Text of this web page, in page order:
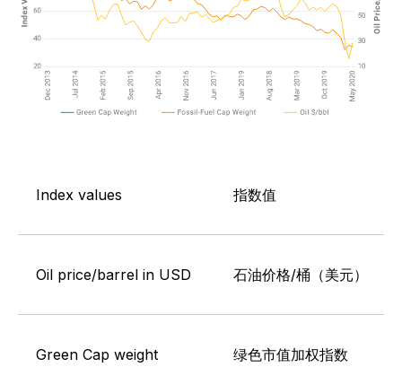
Index values 指数值
Oil price/barrel in USD 石油价格/桶（美元）
Green Cap weight 绿色市值加权指数